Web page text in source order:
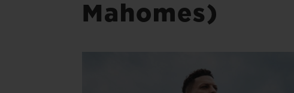
Mahomes)